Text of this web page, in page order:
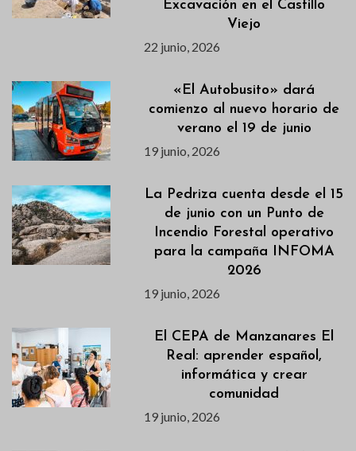
Excavación en el Castillo
Viejo
22 junio, 2026
«El Autobusito» dará
comienzo al nuevo horario de
verano el 19 de junio
19 junio, 2026
La Pedriza cuenta desde el 15
de junio con un Punto de
Incendio Forestal operativo
para la campaña INFOMA
2026
19 junio, 2026
El CEPA de Manzanares El
Real: aprender español,
informática y crear
comunidad
19 junio, 2026